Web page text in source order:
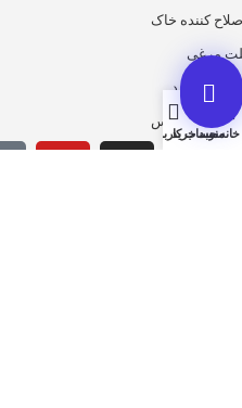
کننده خاک
مرغی
اسید
ست پلاس
خانهمنوسبد خرید
حساب کاربری من